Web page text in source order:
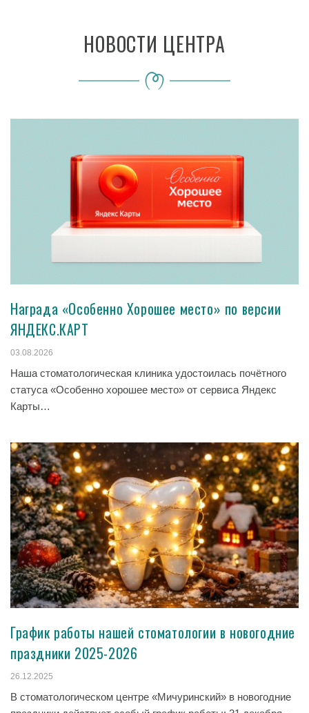
НОВОСТИ ЦЕНТРА
Награда «Особенно Хорошее место» по версии
ЯНДЕКС.КАРТ
03.08.2026
Наша стоматологическая клиника удостоилась почётного
статуса «Особенно хорошее место» от сервиса Яндекс
Карты…
График работы нашей стоматологии в новогодние
праздники 2025-2026
26.12.2025
В стоматологическом центре «Мичуринский» в новогодние